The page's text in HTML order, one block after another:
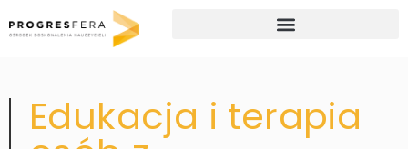
Edukacja i terapia